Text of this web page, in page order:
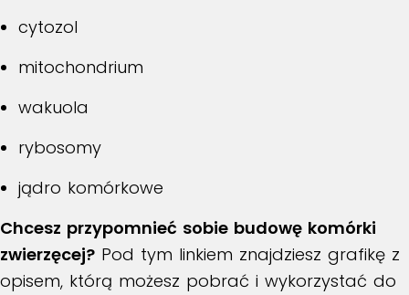
cytozol
mitochondrium
wakuola
rybosomy
jądro komórkowe
Chcesz przypomnieć sobie budowę komórki
zwierzęcej? Pod tym linkiem znajdziesz grafikę z
opisem, którą możesz pobrać i wykorzystać do